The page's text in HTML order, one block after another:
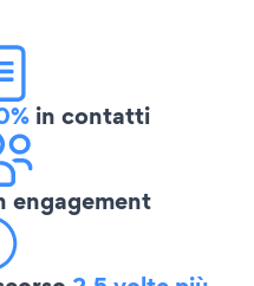
in contatti
engagement